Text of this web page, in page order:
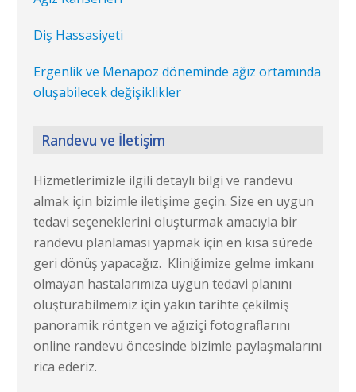
Diş Hassasiyeti
Ergenlik ve Menapoz döneminde ağız ortamında
oluşabilecek değişiklikler
Randevu ve İletişim
Hizmetlerimizle ilgili detaylı bilgi ve randevu
almak için bizimle iletişime geçin. Size en uygun
tedavi seçeneklerini oluşturmak amacıyla bir
randevu planlaması yapmak için en kısa sürede
geri dönüş yapacağız. Kliniğimize gelme imkanı
olmayan hastalarımıza uygun tedavi planını
oluşturabilmemiz için yakın tarihte çekilmiş
panoramik röntgen ve ağıziçi fotograflarını
online randevu öncesinde bizimle paylaşmalarını
rica ederiz.